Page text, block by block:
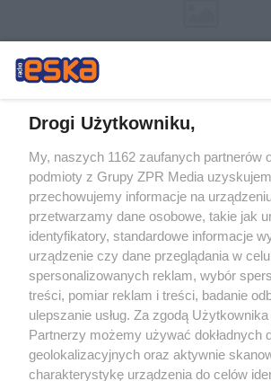
Żaden utwór zamieszczony w serwisie nie może
rozpowszechniany lub dalej rozpowszechniany w
tym także elektroniczny lub mechaniczny) na
eksploatacji w jakiejkolwiek formie, włącznie z
Internecie bez pisemnej zgody właściciela praw.
wykorzystanie utworów w całości lub w części z
tzn. bez właściwej zgody, jest zabronione pod
ścigane prawnie.
Drogi Użytkowniku,
My, naszych 1162 zaufanych partnerów
podmioty z Grupy ZPR Media
przechowujemy informacje na
przetwarzamy dane osobowe, takie jak
identyfikatory, standardowe informacje
urządzenie czy dane przeglądania w
spersonalizowanych reklam, wybór
treści, pomiar reklam i treści, badanie
ulepszanie usług. Za zgodą
Partnerzy możemy używać dokładnych
geolokalizacyjnych oraz aktywnie
charakterystykę urządzenia do celów